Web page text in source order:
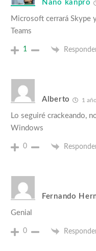
Nano kanpro
Microsoft cerrará Skype
Teams
1
Alberto 1
Lo seguiré crackeando,
Windows
0
Fernando
Genial
0